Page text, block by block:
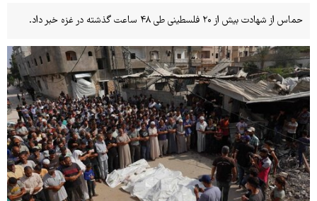
حماس از شهادت بیش از ۲۰ فلسطینی طی ۴۸ ساعت گذشته در غزه خبر داد.